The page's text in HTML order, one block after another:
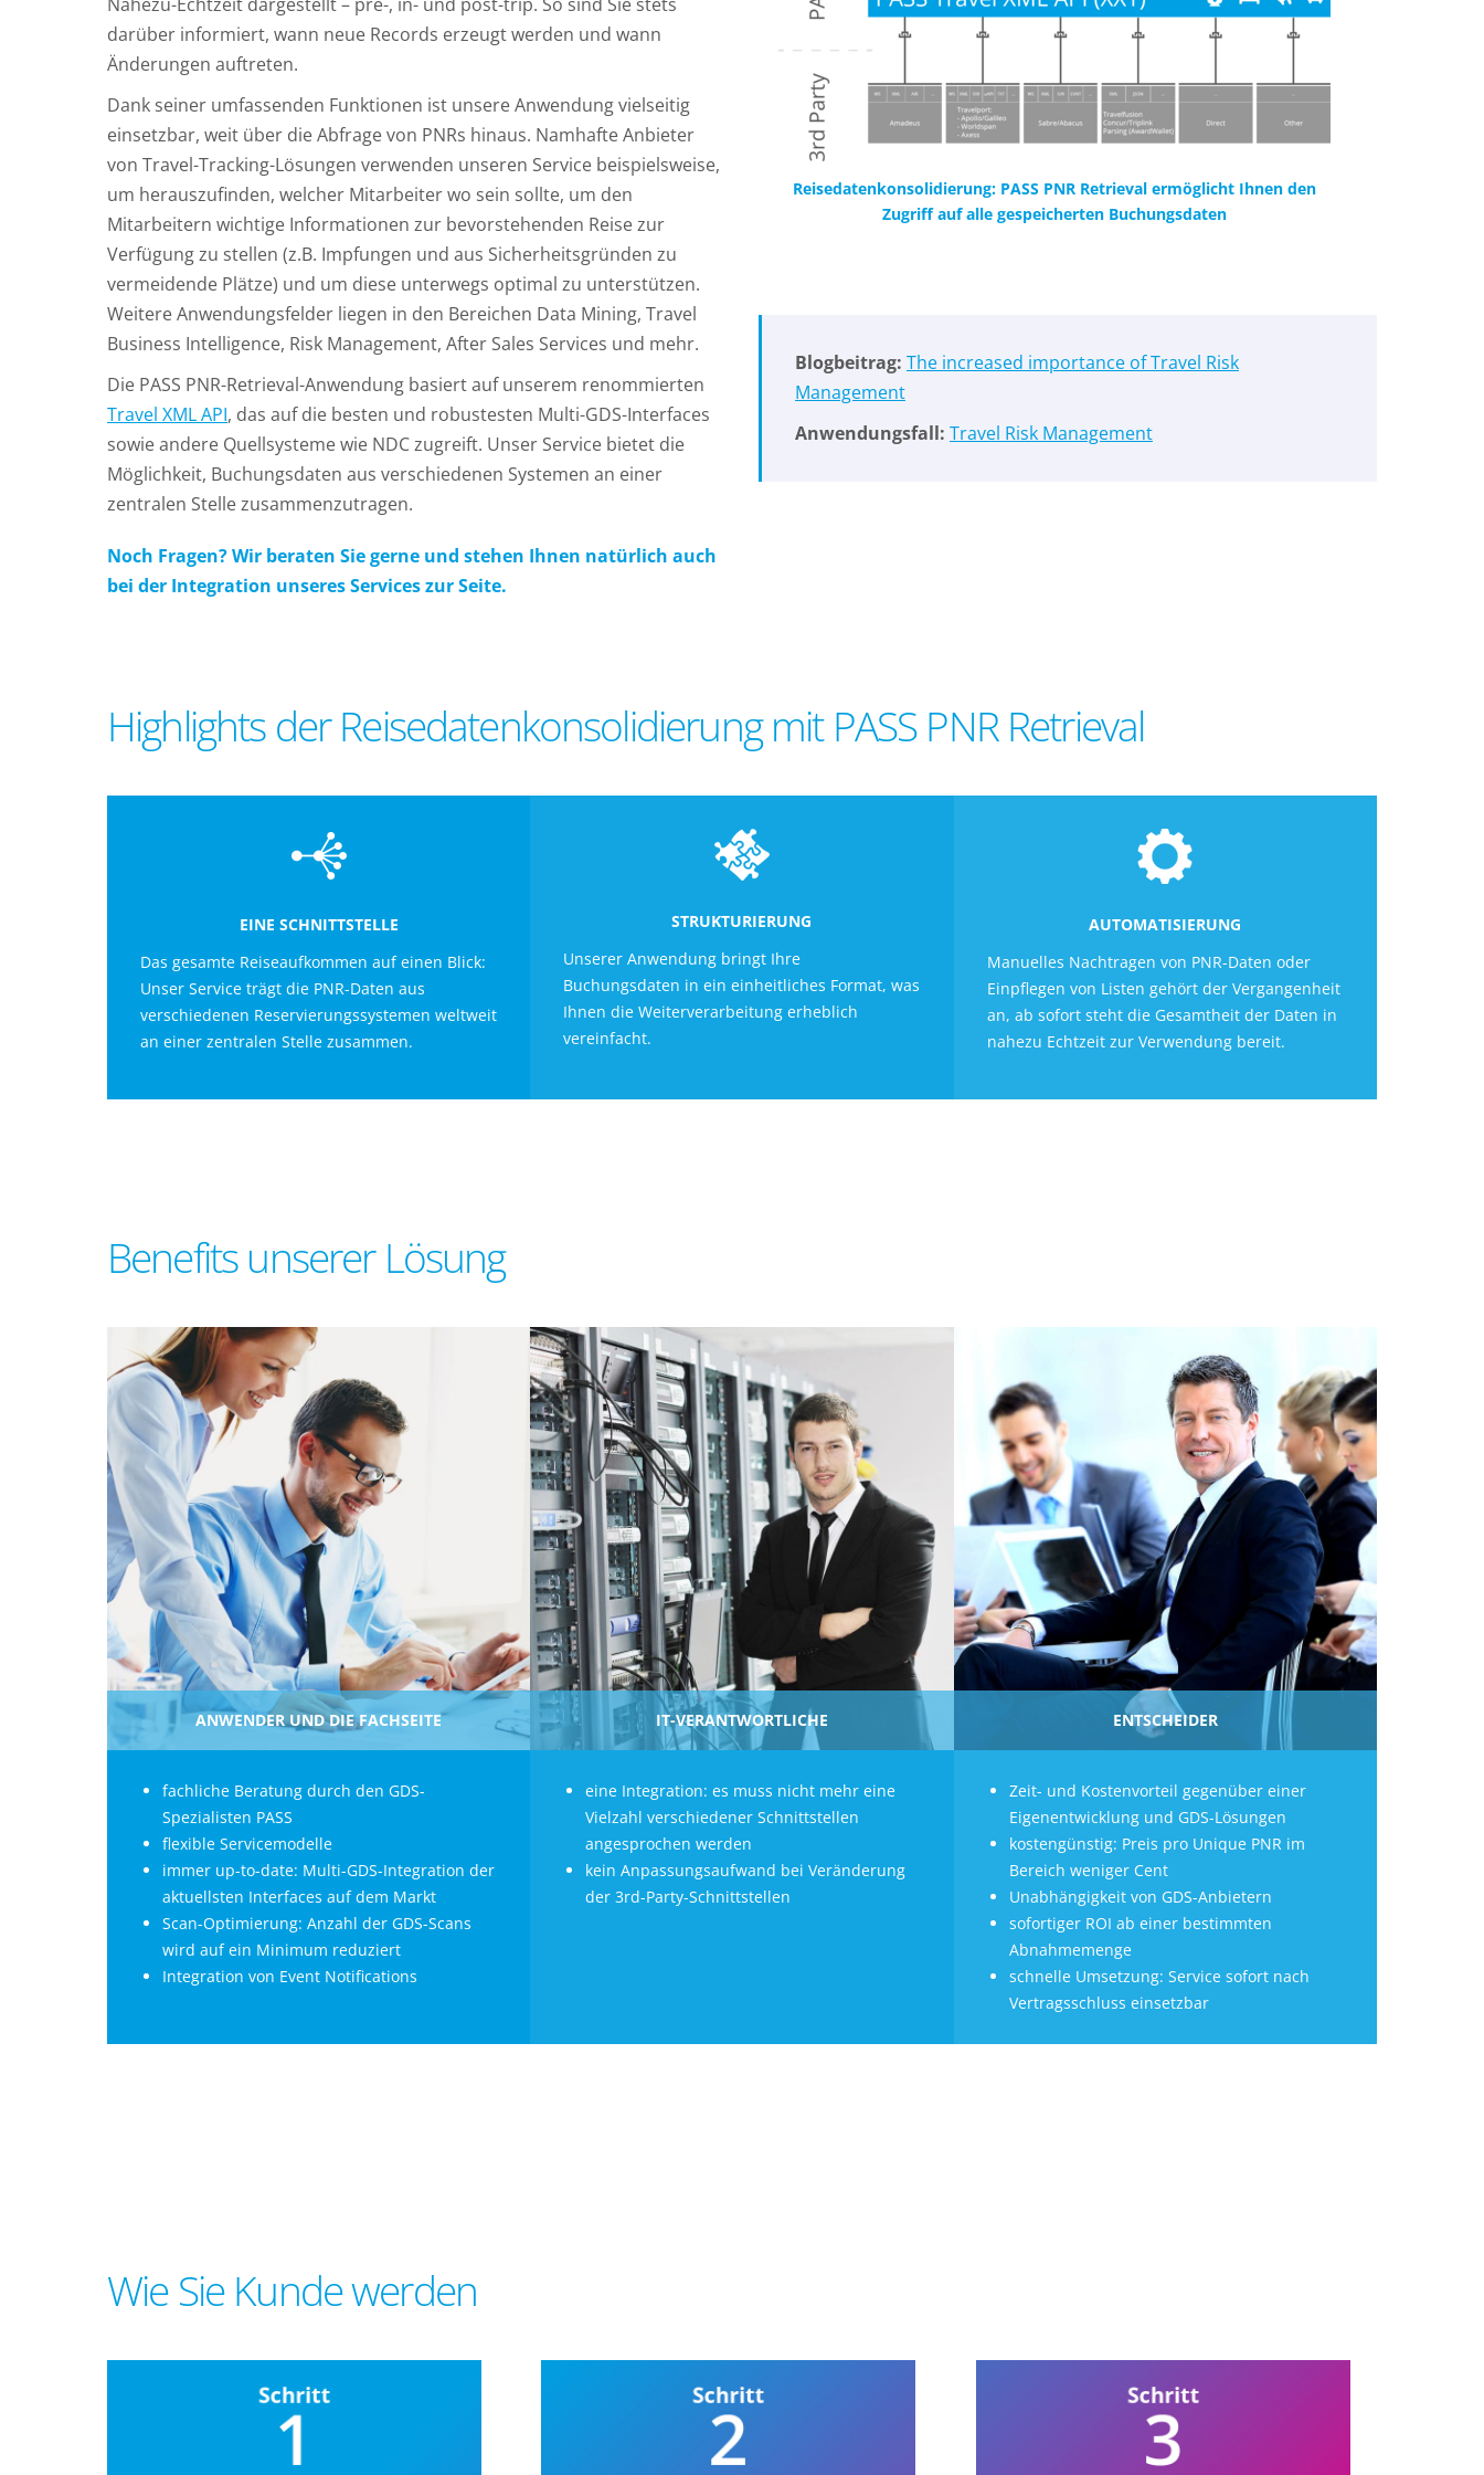
darüber informiert, wann neue Records erzeugt werden und wann
Änderungen auftreten.
Dank seiner umfassenden Funktionen ist unsere Anwendung vielseitig
einsetzbar, weit über die Abfrage von PNRs hinaus. Namhafte Anbieter
von Travel-Tracking-Lösungen verwenden unseren Service beispielsweise,
um herauszufinden, welcher Mitarbeiter wo sein sollte, um den
Mitarbeitern wichtige Informationen zur bevorstehenden Reise zur
Verfügung zu stellen (z.B. Impfungen und aus Sicherheitsgründen zu
vermeidende Plätze) und um diese unterwegs optimal zu unterstützen.
Weitere Anwendungsfelder liegen in den Bereichen Data Mining, Travel
Business Intelligence, Risk Management, After Sales Services und mehr.
Die PASS PNR-Retrieval-Anwendung basiert auf unserem renommierten
Travel XML API, das auf die besten und robustesten Multi-GDS-Interfaces
sowie andere Quellsysteme wie NDC zugreift. Unser Service bietet die
Möglichkeit, Buchungsdaten aus verschiedenen Systemen an einer
zentralen Stelle zusammenzutragen.
Noch Fragen? Wir beraten Sie gerne und stehen Ihnen natürlich auch
bei der Integration unseres Services zur Seite.
Reisedatenkonsolidierung: PASS PNR Retrieval ermöglicht Ihnen den
Zugriff auf alle gespeicherten Buchungsdaten
Blogbeitrag: The increased importance of Travel Risk
Management
Anwendungsfall: Travel Risk Management
Highlights der Reisedatenkonsolidierung mit PASS PNR Retrieval
EINE SCHNITTSTELLE
Das gesamte Reiseaufkommen auf einen Blick:
Unser Service trägt die PNR-Daten aus
verschiedenen Reservierungssystemen weltweit
an einer zentralen Stelle zusammen.
STRUKTURIERUNG
Unserer Anwendung bringt Ihre
Buchungsdaten in ein einheitliches Format, was
Ihnen die Weiterverarbeitung erheblich
vereinfacht.
AUTOMATISIERUNG
Manuelles Nachtragen von PNR-Daten oder
Einpflegen von Listen gehört der Vergangenheit
an, ab sofort steht die Gesamtheit der Daten in
nahezu Echtzeit zur Verwendung bereit.
Benefits unserer Lösung
ANWENDER UND DIE FACHSEITE
fachliche Beratung durch den GDS-
Spezialisten PASS
flexible Servicemodelle
immer up-to-date: Multi-GDS-Integration der
aktuellsten Interfaces auf dem Markt
Scan-Optimierung: Anzahl der GDS-Scans
wird auf ein Minimum reduziert
Integration von Event Notifications
IT-VERANTWORTLICHE
eine Integration: es muss nicht mehr eine
Vielzahl verschiedener Schnittstellen
angesprochen werden
kein Anpassungsaufwand bei Veränderung
der 3rd-Party-Schnittstellen
ENTSCHEIDER
Zeit- und Kostenvorteil gegenüber einer
Eigenentwicklung und GDS-Lösungen
kostengünstig: Preis pro Unique PNR im
Bereich weniger Cent
Unabhängigkeit von GDS-Anbietern
sofortiger ROI ab einer bestimmten
Abnahmemenge
schnelle Umsetzung: Service sofort nach
Vertragsschluss einsetzbar
Wie Sie Kunde werden